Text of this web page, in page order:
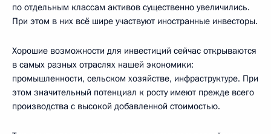
по отдельным классам активов существенно увеличились.
При этом в них всё шире участвуют иностранные инвесторы.
Хорошие возможности для инвестиций сейчас открываются
в самых разных отраслях нашей экономики:
промышленности, сельском хозяйстве, инфраструктуре. При
этом значительный потенциал к росту имеют прежде всего
производства с высокой добавленной стоимостью.